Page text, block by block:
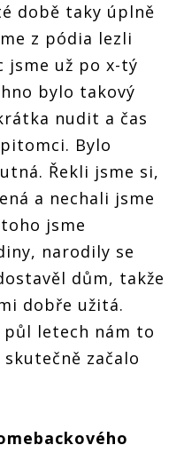
době taky úplně
z pódia lezli
jsme už po x-tý
bylo takový
nudit a čas
Bylo
Řekli jsme si,
a nechali jsme
jsme
narodily se
dům, takže
dobře užitá.
letech nám to
začalo